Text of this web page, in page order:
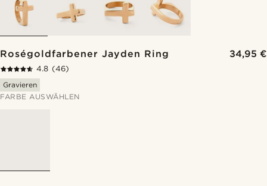
Roségoldfarbener Jayden Ring 34,95 €
4.8 (46)
Gravieren
FARBE AUSWÄHLEN